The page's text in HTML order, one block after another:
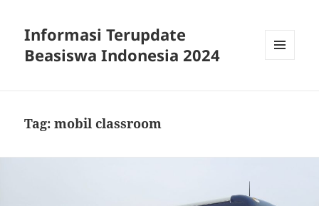
Informasi Terupdate
Beasiswa Indonesia 2024
Tag:mobil classroom